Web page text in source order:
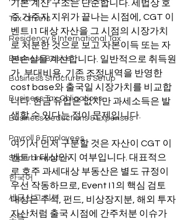
Tax Offsets
Residency & International Tax
Business Basics
Business Structures & Setup
Business Tax Obligations
Business Deductions & Expenses
Payroll & Employees
Superannuation
한국어
세금신고 기본
소득
기본 계산 구조는 단순합니다. 세법상 호
주 거주자 지위가 끝나는 시점에, CGT 이
벤트 I1 대상 자산을 그 시점의 시장가치
로 처분한 것으로 보고 자본이득 또는 자
본손실을 계산합니다. 일반적으로 취득원
가, 부대비용, 기존 조정내역을 반영한
cost base와 출국일 시장가치를 비교합
니다. 현금 유입은 없지만 과세소득은 발
생할 수 있다는 점이 문제입니다.
여기서 먼저 구분할 것은 자산이 CGT 이
벤트 I1 대상인지 여부입니다. 대표적으
로 호주 과세대상 부동산은 별도 규정이
우선 작동하므로, Event I1의 핵심 검토
대상은 주식, 펀드, 비상장지분, 해외 투자
자산처럼 출국 시점에 간주처분 이슈가